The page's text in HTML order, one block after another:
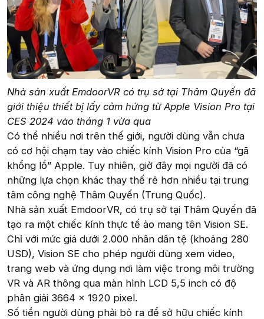
Nhà sản xuất EmdoorVR có trụ sở tại Thâm Quyến đã
giới thiệu thiết bị lấy cảm hứng từ Apple Vision Pro tại
CES 2024 vào tháng 1 vừa qua
Có thể nhiều nơi trên thế giới, người dùng vẫn chưa
có cơ hội chạm tay vào chiếc kính Vision Pro của “gã
khổng lồ” Apple. Tuy nhiên, giờ đây mọi người đã có
những lựa chọn khác thay thế rẻ hơn nhiều tại trung
tâm công nghệ Thâm Quyến (Trung Quốc).
Nhà sản xuất EmdoorVR, có trụ sở tại Thâm Quyến đã
tạo ra một chiếc kính thực tế ảo mang tên Vision SE.
Chỉ với mức giá dưới 2.000 nhân dân tệ (khoảng 280
USD), Vision SE cho phép người dùng xem video,
trang web và ứng dụng nơi làm việc trong môi trường
VR và AR thông qua màn hình LCD 5,5 inch có độ
phân giải 3664 x 1920 pixel.
Số tiền người dùng phải bỏ ra để sở hữu chiếc kính